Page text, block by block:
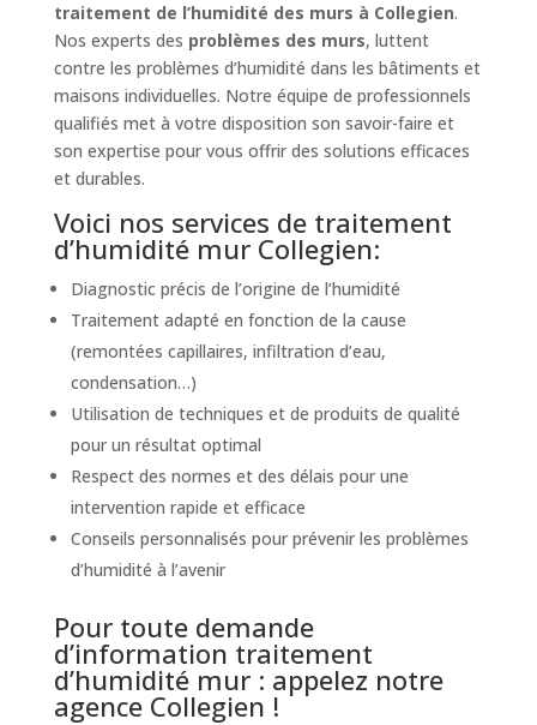
traitement de l’humidité des murs à Collegien.
Nos experts des problèmes des murs, luttent
contre les problèmes d’humidité dans les bâtiments et
maisons individuelles. Notre équipe de professionnels
qualifiés met à votre disposition son savoir-faire et
son expertise pour vous offrir des solutions efficaces
et durables.
Voici nos services de traitement
d’humidité mur Collegien:
Diagnostic précis de l’origine de l’humidité
Traitement adapté en fonction de la cause
(remontées capillaires, infiltration d’eau,
condensation…)
Utilisation de techniques et de produits de qualité
pour un résultat optimal
Respect des normes et des délais pour une
intervention rapide et efficace
Conseils personnalisés pour prévenir les problèmes
d’humidité à l’avenir
Pour toute demande
d’information traitement
d’humidité mur : appelez notre
agence Collegien !